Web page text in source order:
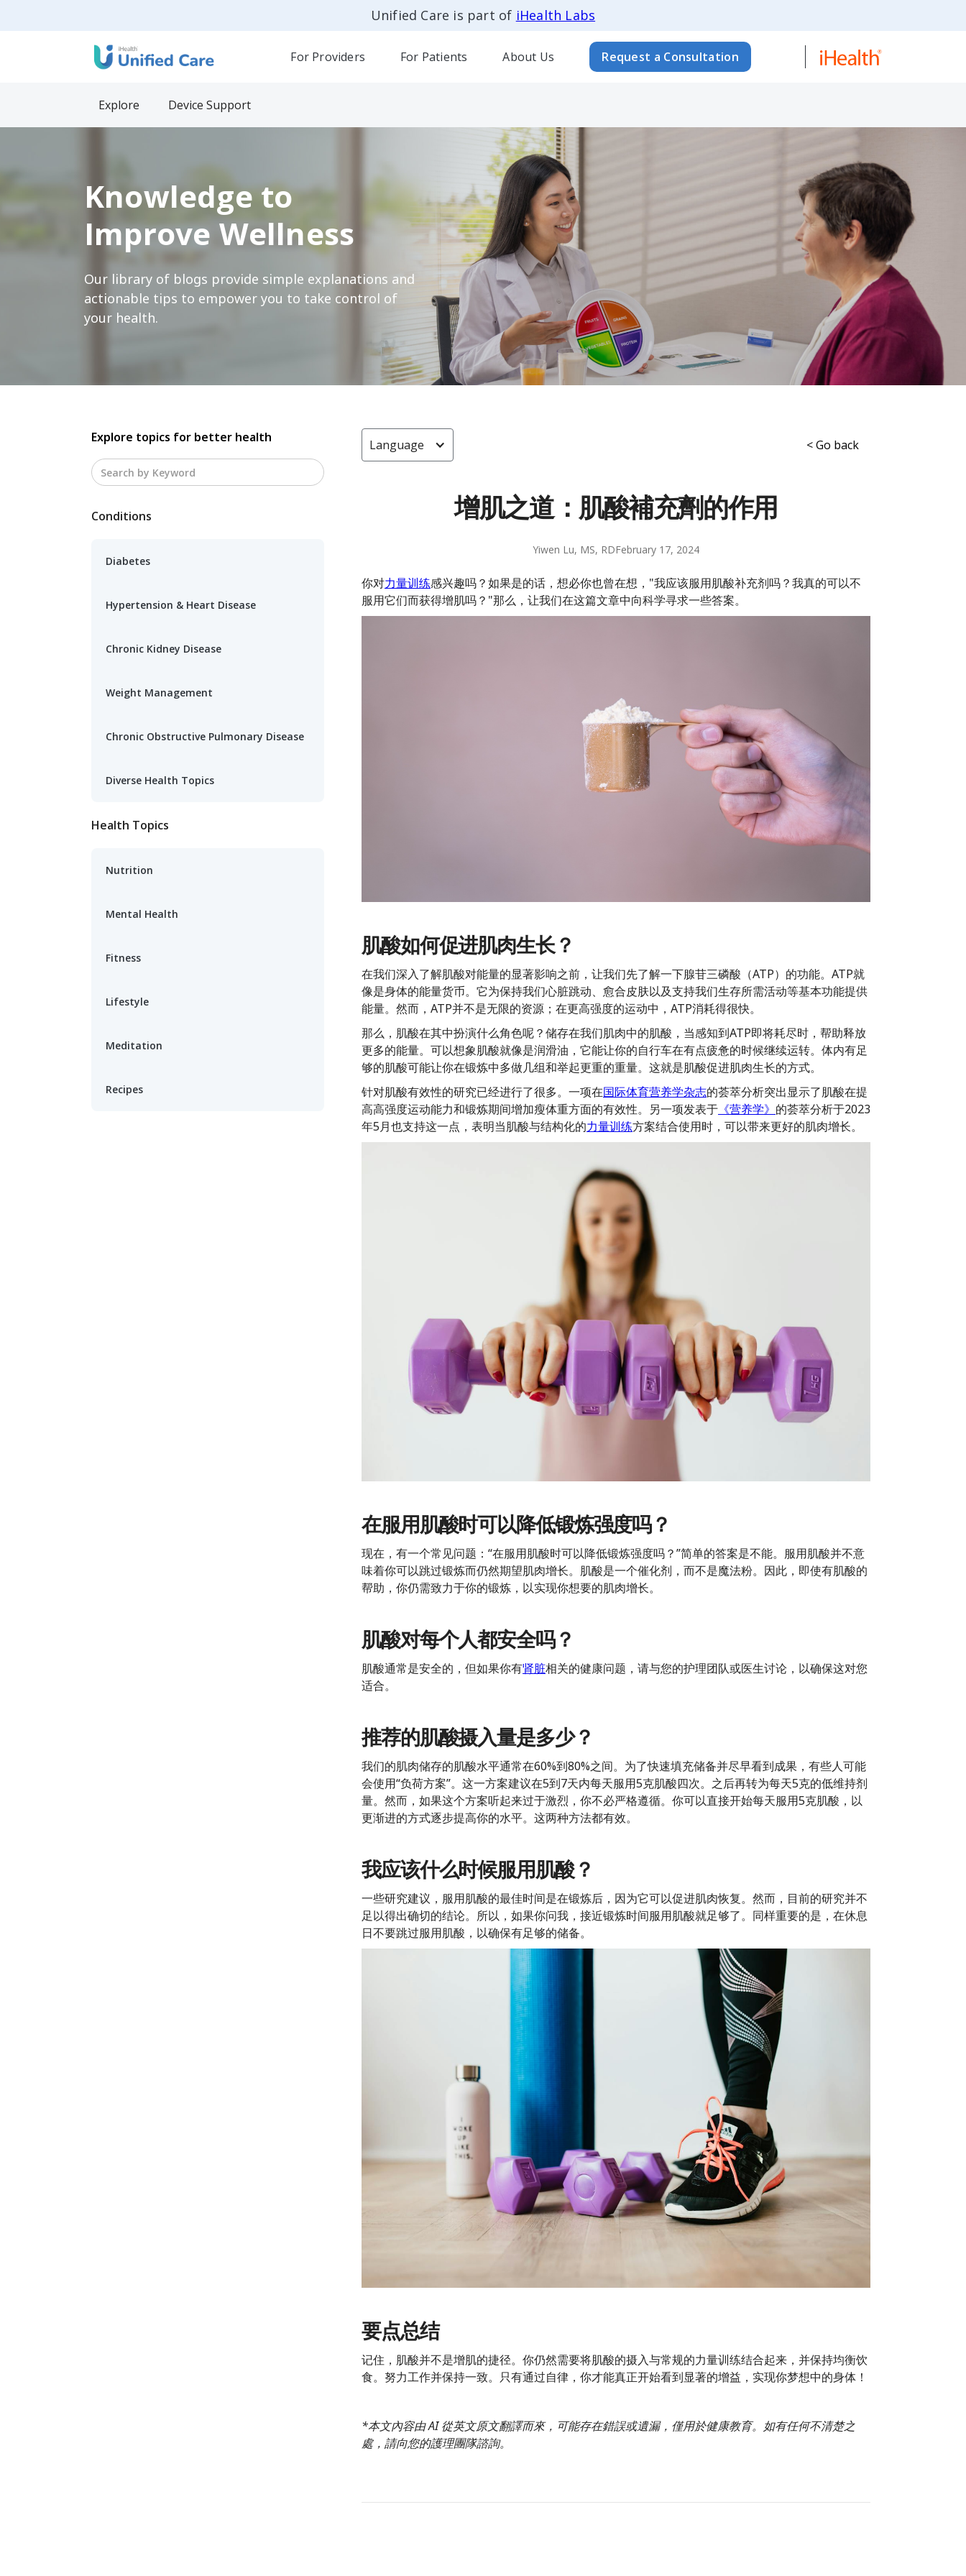
Unified Care is part of iHealth Labs
For Providers For Patients About Us Request a Consultation
Explore Device Support
Knowledge to
Improve Wellness
Our library of blogs provide simple explanations and
actionable tips to empower you to take control of
your health.
Explore topics for better health
Conditions
Diabetes
Hypertension & Heart Disease
Chronic Kidney Disease
Weight Management
Chronic Obstructive Pulmonary Disease
Diverse Health Topics
Health Topics
Nutrition
Mental Health
Fitness
Lifestyle
Meditation
Recipes
Language < Go back
增肌之道：肌酸補充劑的作用
Yiwen Lu, MS, RDFebruary 17, 2024
你对力量训练感兴趣吗？如果是的话，想必你也曾在想，"我应该服用肌酸补充剂吗？我真的可以不
服用它们而获得增肌吗？"那么，让我们在这篇文章中向科学寻求一些答案。
肌酸如何促进肌肉生长？
在我们深入了解肌酸对能量的显著影响之前，让我们先了解一下腺苷三磷酸（ATP）的功能。ATP就
像是身体的能量货币。它为保持我们心脏跳动、愈合皮肤以及支持我们生存所需活动等基本功能提供
能量。然而，ATP并不是无限的资源；在更高强度的运动中，ATP消耗得很快。
那么，肌酸在其中扮演什么角色呢？储存在我们肌肉中的肌酸，当感知到ATP即将耗尽时，帮助释放
更多的能量。可以想象肌酸就像是润滑油，它能让你的自行车在有点疲惫的时候继续运转。体内有足
够的肌酸可能让你在锻炼中多做几组和举起更重的重量。这就是肌酸促进肌肉生长的方式。
针对肌酸有效性的研究已经进行了很多。一项在国际体育营养学杂志的荟萃分析突出显示了肌酸在提
高高强度运动能力和锻炼期间增加瘦体重方面的有效性。另一项发表于《营养学》 的荟萃分析于2023
年5月也支持这一点，表明当肌酸与结构化的力量训练方案结合使用时，可以带来更好的肌肉增长。
在服用肌酸时可以降低锻炼强度吗？
现在，有一个常见问题：“在服用肌酸时可以降低锻炼强度吗？”简单的答案是不能。服用肌酸并不意
味着你可以跳过锻炼而仍然期望肌肉增长。肌酸是一个催化剂，而不是魔法粉。因此，即使有肌酸的
帮助，你仍需致力于你的锻炼，以实现你想要的肌肉增长。
肌酸对每个人都安全吗？
肌酸通常是安全的，但如果你有肾脏相关的健康问题，请与您的护理团队或医生讨论，以确保这对您
适合。
推荐的肌酸摄入量是多少？
我们的肌肉储存的肌酸水平通常在60%到80%之间。为了快速填充储备并尽早看到成果，有些人可能
会使用“负荷方案”。这一方案建议在5到7天内每天服用5克肌酸四次。之后再转为每天5克的低维持剂
量。然而，如果这个方案听起来过于激烈，你不必严格遵循。你可以直接开始每天服用5克肌酸，以
更渐进的方式逐步提高你的水平。这两种方法都有效。
我应该什么时候服用肌酸？
一些研究建议，服用肌酸的最佳时间是在锻炼后，因为它可以促进肌肉恢复。然而，目前的研究并不
足以得出确切的结论。所以，如果你问我，接近锻炼时间服用肌酸就足够了。同样重要的是，在休息
日不要跳过服用肌酸，以确保有足够的储备。
要点总结
记住，肌酸并不是增肌的捷径。你仍然需要将肌酸的摄入与常规的力量训练结合起来，并保持均衡饮
食。努力工作并保持一致。只有通过自律，你才能真正开始看到显著的增益，实现你梦想中的身体！
*本文內容由 AI 從英文原文翻譯而來，可能存在錯誤或遺漏，僅用於健康教育。如有任何不清楚之
處，請向您的護理團隊諮詢。